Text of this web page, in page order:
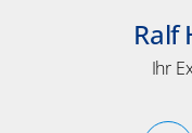
Ralf
Ihr